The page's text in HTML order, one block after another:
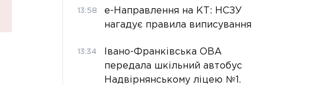
13:58
е-Направлення на КТ: НСЗУ
нагадує правила виписування
13:34
Івано-Франківська ОВА
передала шкільний автобус
Надвірнянському ліцею №1.